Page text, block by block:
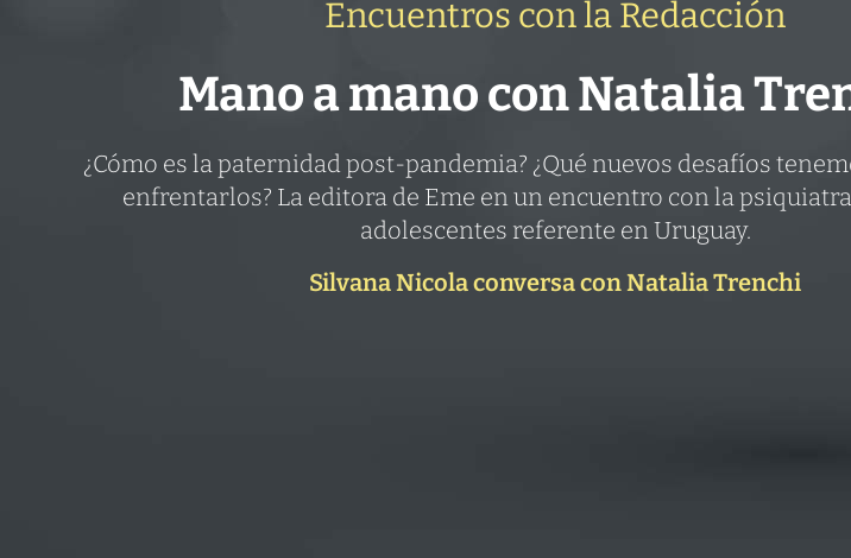
Encuentros con la Redacción
Mano a mano con Natalia
¿Cómo es la paternidad post-pandemia? ¿Qué nuevos desafíos
enfrentarlos? La editora de Eme en un encuentro con la
adolescentes referente en Uruguay.
Silvana Nicola conversa con Natalia Trenchi